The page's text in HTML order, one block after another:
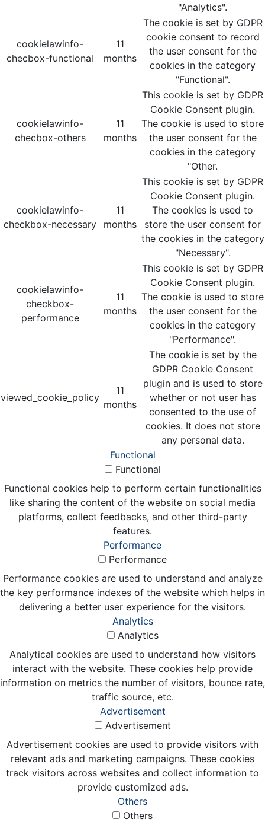
"Analytics".
cookielawinfo-
checbox-functional
11
months
The cookie is set by GDPR
cookie consent to record
the user consent for the
cookies in the category
"Functional".
cookielawinfo-
checbox-others
11
months
This cookie is set by GDPR
Cookie Consent plugin.
The cookie is used to store
the user consent for the
cookies in the category
"Other.
cookielawinfo-
checkbox-necessary
11
months
This cookie is set by GDPR
Cookie Consent plugin.
The cookies is used to
store the user consent for
the cookies in the category
"Necessary".
cookielawinfo-
checkbox-
performance
11
months
This cookie is set by GDPR
Cookie Consent plugin.
The cookie is used to store
the user consent for the
cookies in the category
"Performance".
viewed_cookie_policy
11
months
The cookie is set by the
GDPR Cookie Consent
plugin and is used to store
whether or not user has
consented to the use of
cookies. It does not store
any personal data.
Functional
Functional
Functional cookies help to perform certain functionalities
like sharing the content of the website on social media
platforms, collect feedbacks, and other third-party
features.
Performance
Performance
Performance cookies are used to understand and analyze
the key performance indexes of the website which helps in
delivering a better user experience for the visitors.
Analytics
Analytics
Analytical cookies are used to understand how visitors
interact with the website. These cookies help provide
information on metrics the number of visitors, bounce rate,
traffic source, etc.
Advertisement
Advertisement
Advertisement cookies are used to provide visitors with
relevant ads and marketing campaigns. These cookies
track visitors across websites and collect information to
provide customized ads.
Others
Others